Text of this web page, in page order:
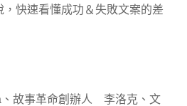
快速看懂成功＆失敗文案的差
故事革命創辦人 李洛克、文